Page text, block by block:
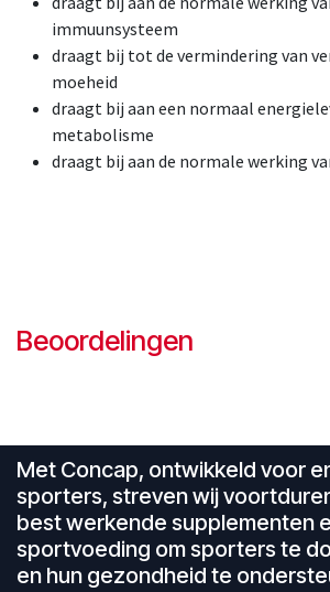
immuunsysteem
draagt bij tot de vermindering van
moeheid
draagt bij aan een normaal
metabolisme
draagt bij aan de normale werking
Beoordelingen
Met Concap, ontwikkeld voor
sporters, streven wij
best werkende supplementen
sportvoeding om sporters te
en hun gezondheid te